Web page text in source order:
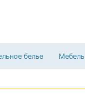
белье Мебель